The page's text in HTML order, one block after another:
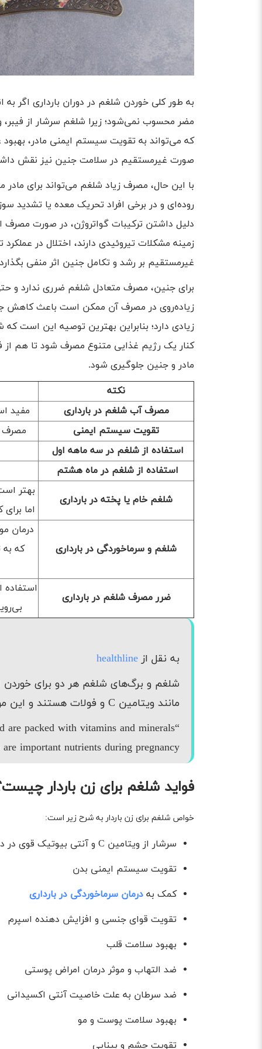
به طور کلی خوردن شلغم در دوران بارداری اگر
که می‌تواند به تقویت سیستم ایمنی مادر،
صورت غیرمستقیم در سلامت جنین نیز نقش
با این حال، مصرف زیاد شلغم می‌تواند برای مادر
روده‌ای و در برخی افراد تحریک معده یا تشدید
دلیل داشتن ترکیبات گواتروژن، در صورت مصرف
زمینه مشکلات تیروئیدی دارند، اختلال در
غیرمستقیم بر رشد و تکامل جنین اثر منفی
برای جنین، مصرف متعادل شلغم ضرری ندارد و
زیاده‌روی در مصرف آن ممکن است باعث کاهش
زیادی دارد؛ بنابراین بهترین توصیه این است
کنار یک رژیم غذایی متنوع مصرف شود تا هم از
مادر و جنین جلوگیری شود.
نکته
مصرف آب شلغم در بارداری
مفید
تقویت سیستم ایمنی
مصرف
استفاده از شلغم در سه ماهه اول
استفاده از شلغم در ماه هشتم
شلغم خام یا پخته در بارداری
اما
شلغم و سرماخوردگی در بارداری
که
ضرر مصرف شلغم در بارداری
استفاده
به نقل از healthline
شلغم و برگ‌های شلغم هر دو برای خوردن
مانند ویتامین C و فولات هستند و این مواد مغذی برای دوران بارداری اهمیت زیادی دارند.
are packed with vitamins and minerals
important nutrients during pregnancy.”
فواید شلغم برای زن باردار
خواص شلغم برای زن باردار به شرح زیر است:
سرشار از ویتامین C و آنتی بیوتیک قوی در درمان سرماخوردگی
تقویت سیستم ایمنی بدن
کمک به درمان سرماخوردگی در بارداری
تقویت قوای جنسی و افزایش دهنده اسپرم
بهبود سلامت قلب
ضد التهاب و موثر درمان امراض پوستی
ضد سرطان به علت خاصیت آنتی اکسیدانی
بهبود سلامت پوست و مو
تقویت چشم و بینایی